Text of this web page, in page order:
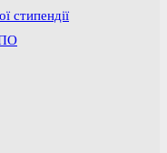
стипендії